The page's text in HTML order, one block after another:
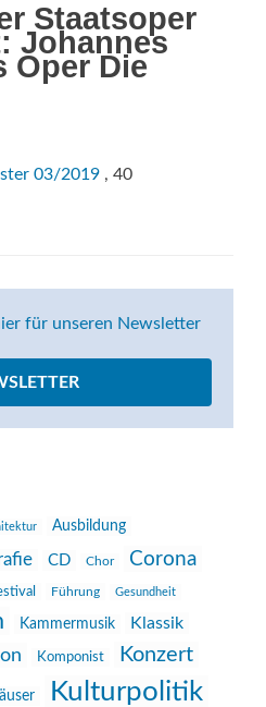
Staatsoper
Johannes
Oper Die
03/2019 , 40
für unseren Newsletter
Ausbildung
CD Chor Corona
Führung Gesundheit
Kammermusik
Klassik
Komponist Konzert
Kulturpolitik